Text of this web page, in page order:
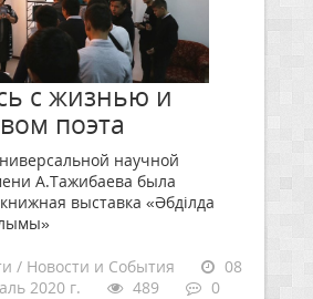
с жизнью и
поэта
научной
А.Тажибаева была
выставка «Әбділда
/ Новости и События
08
2020 г.
489 0